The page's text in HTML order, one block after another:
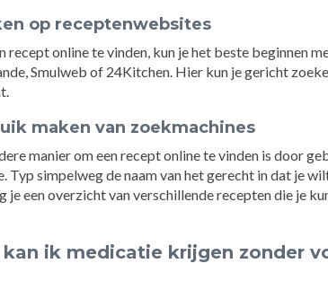
op receptenwebsites
recept online te vinden, kun je het beste beginnen
Smulweb of 24Kitchen. Hier kun je gericht
maken van zoekmachines
manier om een recept online te vinden is door
Typ simpelweg de naam van het gerecht in dat je
je een overzicht van verschillende recepten die je
kan ik medicatie krijgen zonder